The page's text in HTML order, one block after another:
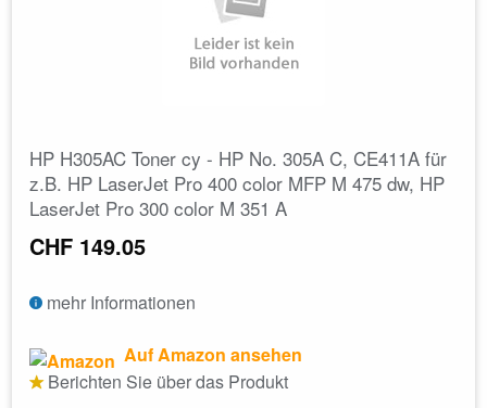
HP H305AC Toner cy - HP No. 305A C, CE411A für
z.B. HP LaserJet Pro 400 color MFP M 475 dw, HP
LaserJet Pro 300 color M 351 A
CHF 149.05
mehr Informationen
Auf Amazon ansehen
Berichten Sie über das Produkt